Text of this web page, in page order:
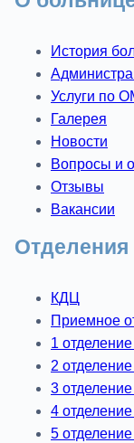
История
Услуги по
Галерея
Новости
Вопросы и
Отзывы
Вакансии
Отделения
КДЦ
Приемное
1
2
3
4
5